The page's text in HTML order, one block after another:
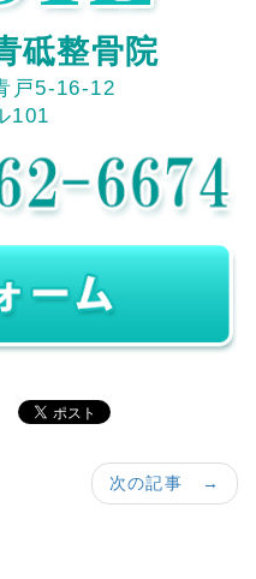
砥整骨院
戸5-16-12
101
次の記事 →